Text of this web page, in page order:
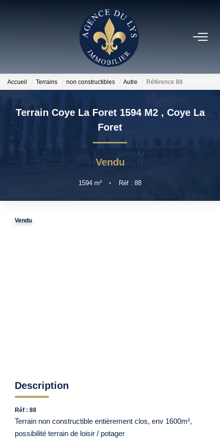
ACHETER
Louer
NOS NOUVEAUTÉS
ESTIMER
Accueil Terrains non constructibles Autre Référence 88
Terrain Coye La Foret 1594 M2 , Coye La
Foret
Vendu
1594 m² • Réf : 88
Vendu
Description
Réf : 88
Terrain non constructible entièrement clos, env 1600m²,
possibilité terrain de loisir / potager